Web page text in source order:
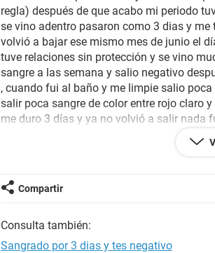
regla) después de que acabo mi periodo
se vino adentro pasaron como 3 dias y
volvió a bajar ese mismo mes de junio el
tuve relaciones sin protección y se vino
sangre a las semana y salio negativo
, cuando fui al baño y me limpie salio
salir poca sangre de color entre rojo claro
me duro 3 días y ya no volvió a salir nada
embarazo , realice una prueba de
Compartir
Consulta también:
Sangrado por 3 dias y tes negativo